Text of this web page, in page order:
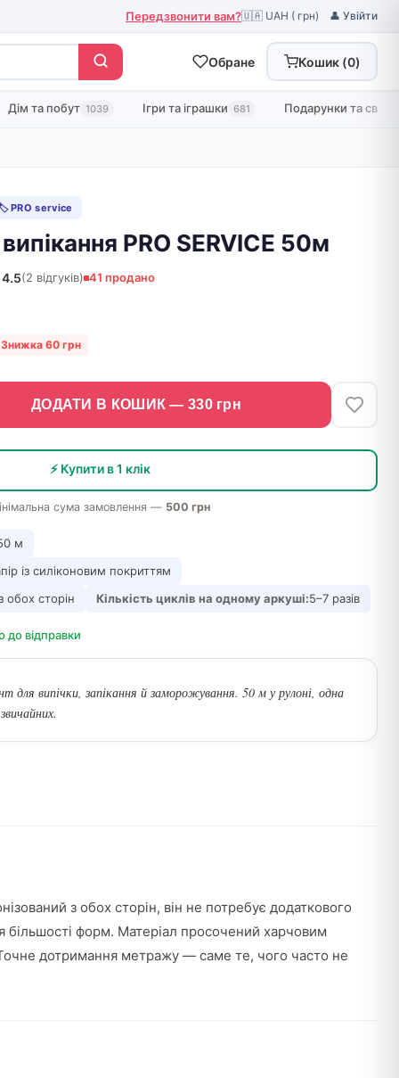
Передзвонити вам?🇺🇦 UAH ( грн) 👤 Увійти
Обране Кошик (0)
Дім та побут 1039 Ігри та іграшки 681 Подарунки та свята
PRO service
PRO SERVICE 50м
4.5(2 відгуків) 41 продано
Знижка 60 грн
ДОДАТИ В КОШИК — 330грн
⚡ Купити в 1 клік
сума замовлення — 500 грн
м
із силіконовим покриттям
обох сторін Кількість циклів на одному аркуші:5–7 разів
до відправки
для випічки, запікання й заморожування. 50 м у рулоні, одна
з обох сторін, він не потребує додаткового
форм. Матеріал просочений харчовим
дотримання метражу — саме те, чого часто не